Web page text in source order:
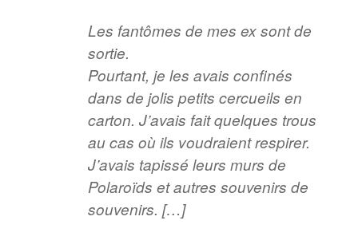
Les fantômes de mes ex sont de
sortie.
Pourtant, je les avais confinés
dans de jolis petits cercueils en
carton. J’avais fait quelques trous
au cas où ils voudraient respirer.
J’avais tapissé leurs murs de
Polaroïds et autres souvenirs de
souvenirs. […]